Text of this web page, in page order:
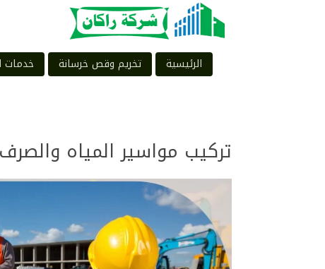
الرئيسية تخريم وقص خرسانة خدمات
تركيب مواسير المياه والصرف 0540564214